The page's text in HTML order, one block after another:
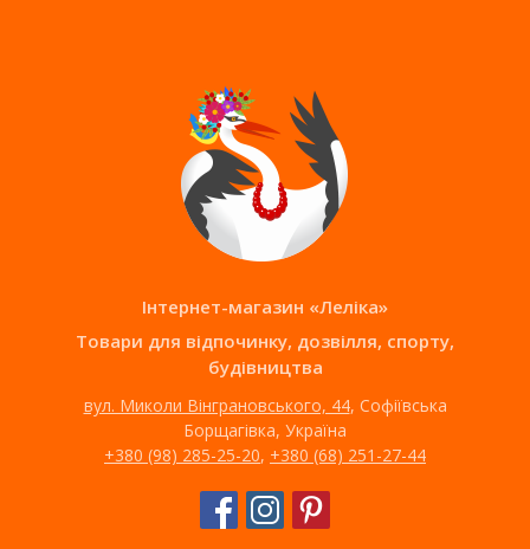
Інтернет-магазин «Леліка»
Товари для відпочинку, дозвілля, спорту,
будівництва
вул. Миколи Вінграновського, 44, Софіївська
Борщагівка, Україна
+380 (98) 285-25-20, +380 (68) 251-27-44